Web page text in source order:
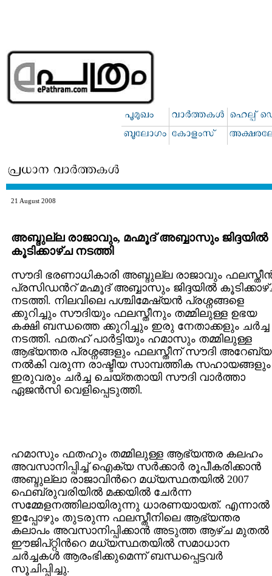
21 August 2008
അബ്ദുല്ല രാജാവും, മഹ്മൂദ് അബ്ബാസും ജിദ്ദയില്‍
കൂടിക്കാഴ്ച നടത്തി
സൗദി ഭരണാധികാരി അബ്ദുല്ല രാജാവും
പ്രസിഡന്‍റ് മഹ്മൂദ് അബ്ബാസും ജിദ്ദയില്‍
നടത്തി. നിലവിലെ പശ്ചിമേഷ്യന്‍ പ്രശ്നങ്ങളെ
ക്കുറിച്ചും സൗദിയും ഫലസ്തീനും തമ്മിലുള്ള ഉഭയ
കക്ഷി ബന്ധത്തെ ക്കുറിച്ചും ഇരു നേതാക്കളും ചര്‍ച്ച
നടത്തി. ഫതഹ് പാര്‍ട്ടിയും ഹമാസും തമ്മിലുള്ള
ആഭ്യന്തര പ്രശ്നങ്ങളും ഫലസ്തീന് സൗദി അറേബ്യ
നല്‍കി വരുന്ന രാഷ്ടീയ സാമ്പത്തിക സഹായങ്ങളും
ഇരുവരും ചര്‍ച്ച ചെയ്തതായി സൗദി വാര്‍ത്താ
ഏജന്‍സി വെളിപ്പെടുത്തി.
ഹമാസും ഫതഹും തമ്മിലുള്ള ആഭ്യന്തര കലഹം
അവസാനിപ്പിച്ച് ഐക്യ സര്‍ക്കാര്‍ രൂപീകരിക്കാന്‍
അബ്ദുല്ലാ രാജാവിന്‍റെ മധ്യസ്ഥതയില്‍ 2007
ഫെബ്രുവരിയില്‍ മക്കയില്‍ ചേര്‍ന്ന
സമ്മേളനത്തിലായിരുന്നു ധാരണയായത്. എന്നാല്‍
ഇപ്പോഴും തുടരുന്ന ഫലസ്തീനിലെ ആഭ്യന്തര
കലാപം അവസാനിപ്പിക്കാന്‍ അടുത്ത ആഴ്ച മുതല്‍
ഈജിപ്റ്റിന്‍റെ മധ്യസ്ഥതയില്‍ സമാധാന
ചര്‍ച്ചകള്‍ ആരംഭിക്കുമെന്ന് ബന്ധപ്പെട്ടവര്‍
സൂചിപ്പിച്ചു.